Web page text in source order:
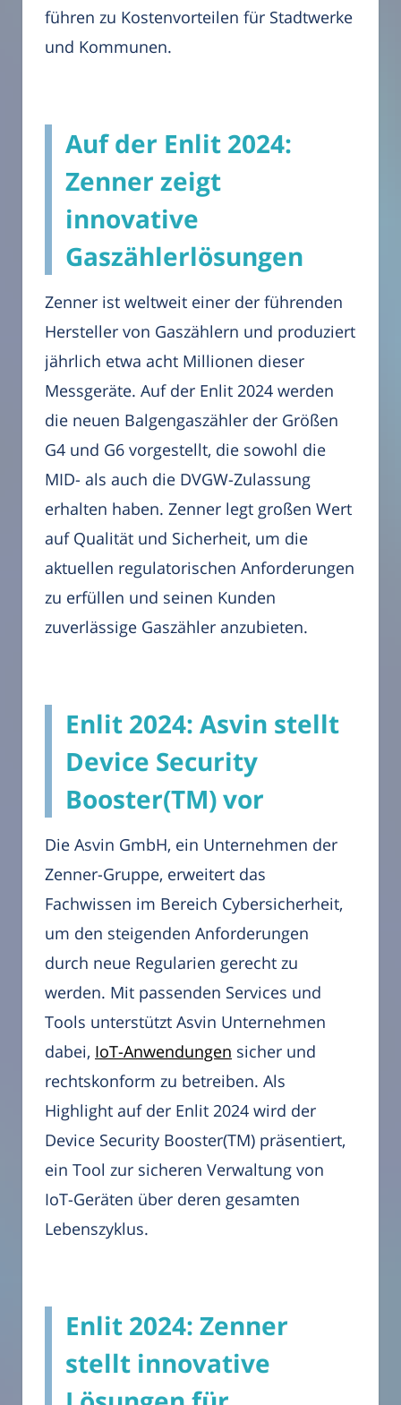
führen zu Kostenvorteilen für Stadtwerke
und Kommunen.
Auf der Enlit 2024:
Zenner zeigt
innovative
Gaszählerlösungen
Zenner ist weltweit einer der führenden
Hersteller von Gaszählern und produziert
jährlich etwa acht Millionen dieser
Messgeräte. Auf der Enlit 2024 werden
die neuen Balgengaszähler der Größen
G4 und G6 vorgestellt, die sowohl die
MID- als auch die DVGW-Zulassung
erhalten haben. Zenner legt großen Wert
auf Qualität und Sicherheit, um die
aktuellen regulatorischen Anforderungen
zu erfüllen und seinen Kunden
zuverlässige Gaszähler anzubieten.
Enlit 2024: Asvin stellt
Device Security
Booster(TM) vor
Die Asvin GmbH, ein Unternehmen der
Zenner-Gruppe, erweitert das
Fachwissen im Bereich Cybersicherheit,
um den steigenden Anforderungen
durch neue Regularien gerecht zu
werden. Mit passenden Services und
Tools unterstützt Asvin Unternehmen
dabei, IoT-Anwendungen sicher und
rechtskonform zu betreiben. Als
Highlight auf der Enlit 2024 wird der
Device Security Booster(TM) präsentiert,
ein Tool zur sicheren Verwaltung von
IoT-Geräten über deren gesamten
Lebenszyklus.
Enlit 2024: Zenner
stellt innovative